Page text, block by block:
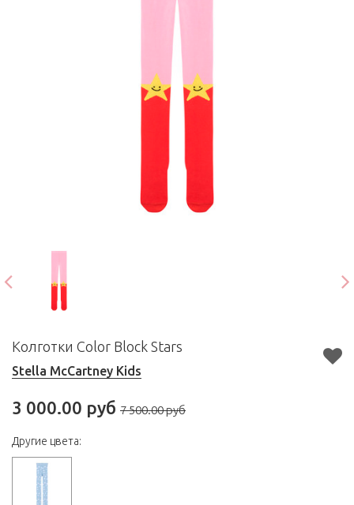
Колготки Color Block Stars
Stella McCartney Kids
3 000.00 руб 7 500.00 руб
Другие цвета: